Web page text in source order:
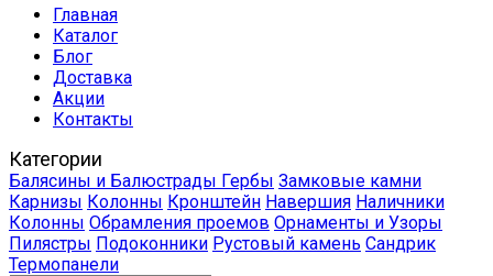
Главная
Каталог
Блог
Доставка
Акции
Контакты
Категории
Балясины и Балюстрады Гербы Замковые камни
Карнизы Колонны Кронштейн Навершия Наличники
Колонны Обрамления проемов Орнаменты и Узоры
Пилястры Подоконники Рустовый камень Сандрик
Термопанели